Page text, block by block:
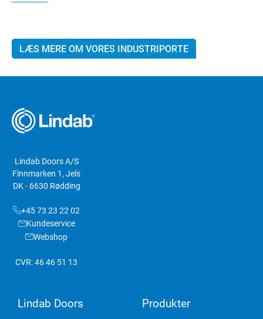
LÆS MERE OM VORES INDUSTRIPORTE
Lindab Doors A/S
Finnmarken 1, Jels
DK - 6630 Rødding
+45 73 23 22 02
Kundeservice
Webshop
CVR: 46 46 51 13
Lindab Doors Produkter